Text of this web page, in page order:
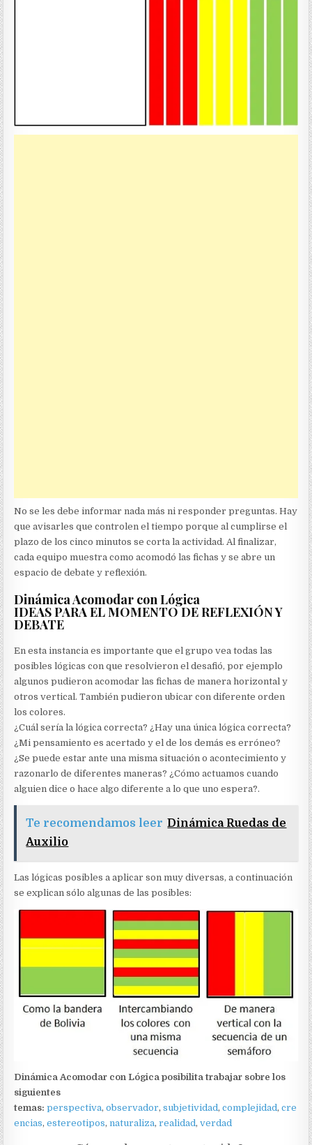
No se les debe informar nada más ni responder preguntas. Hay
que avisarles que controlen el tiempo porque al cumplirse el
plazo de los cinco minutos se corta la actividad. Al finalizar,
cada equipo muestra como acomodó las fichas y se abre un
espacio de debate y reflexión.
Dinámica Acomodar con Lógica
IDEAS PARA EL MOMENTO DE REFLEXIÓN Y
DEBATE
En esta instancia es importante que el grupo vea todas las
posibles lógicas con que resolvieron el desafió, por ejemplo
algunos pudieron acomodar las fichas de manera horizontal y
otros vertical. También pudieron ubicar con diferente orden
los colores.
¿Cuál sería la lógica correcta? ¿Hay una única lógica correcta?
¿Mi pensamiento es acertado y el de los demás es erróneo?
¿Se puede estar ante una misma situación o acontecimiento y
razonarlo de diferentes maneras? ¿Cómo actuamos cuando
alguien dice o hace algo diferente a lo que uno espera?.
Te recomendamos leer Dinámica Ruedas de
Auxilio
Las lógicas posibles a aplicar son muy diversas, a continuación
se explican sólo algunas de las posibles:
Dinámica Acomodar con Lógica posibilita trabajar sobre los
siguientes
temas:perspectiva,observador,subjetividad ,complejidad ,cre
encias,estereotipos,naturaliza,realidad ,verdad